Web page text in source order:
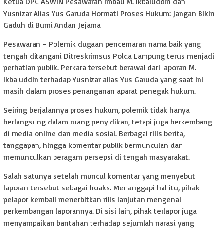
Yusnizar Alias Yus Garuda Hormati Proses Hukum: Jangan Bikin
Gaduh di Bumi Andan Jejama
Pesawaran – Polemik dugaan pencemaran nama baik yang
tengah ditangani Ditreskrimsus Polda Lampung terus menjadi
perhatian publik. Perkara tersebut berawal dari laporan M.
Ikbaluddin terhadap Yusnizar alias Yus Garuda yang saat ini
masih dalam proses penanganan aparat penegak hukum.
Seiring berjalannya proses hukum, polemik tidak hanya
berlangsung dalam ruang penyidikan, tetapi juga berkembang
di media online dan media sosial. Berbagai rilis berita,
tanggapan, hingga komentar publik bermunculan dan
memunculkan beragam persepsi di tengah masyarakat.
Salah satunya setelah muncul komentar yang menyebut
laporan tersebut sebagai hoaks. Menanggapi hal itu, pihak
pelapor kembali menerbitkan rilis lanjutan mengenai
perkembangan laporannya. Di sisi lain, pihak terlapor juga
menyampaikan bantahan terhadap sejumlah narasi yang